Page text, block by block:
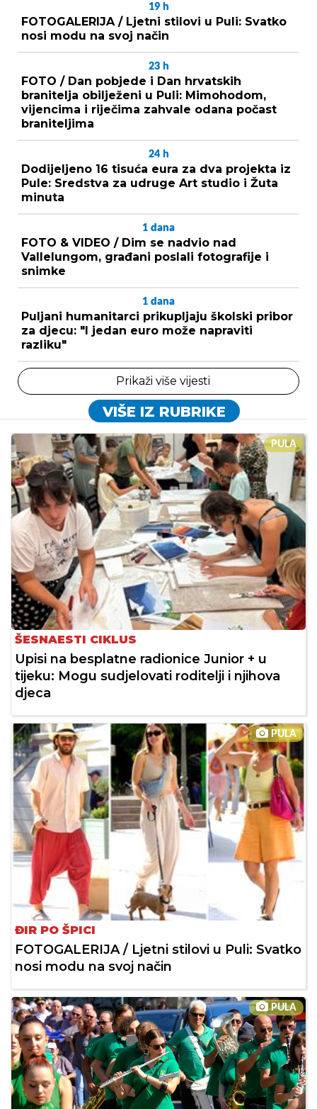
19 h
FOTOGALERIJA / Ljetni stilovi u Puli: Svatko
nosi modu na svoj način
23 h
FOTO / Dan pobjede i Dan hrvatskih
branitelja obilježeni u Puli: Mimohodom,
vijencima i riječima zahvale odana počast
braniteljima
24 h
Dodijeljeno 16 tisuća eura za dva projekta iz
Pule: Sredstva za udruge Art studio i Žuta
minuta
1 dana
FOTO & VIDEO / Dim se nadvio nad
Vallelungom, građani poslali fotografije i
snimke
1 dana
Puljani humanitarci prikupljaju školski pribor
za djecu: "I jedan euro može napraviti
razliku"
Prikaži više vijesti
VIŠE IZ RUBRIKE
PULA
ŠESNAESTI CIKLUS
Upisi na besplatne radionice Junior + u
tijeku: Mogu sudjelovati roditelji i njihova
djeca
PULA
ĐIR PO ŠPICI
FOTOGALERIJA / Ljetni stilovi u Puli: Svatko
nosi modu na svoj način
PULA